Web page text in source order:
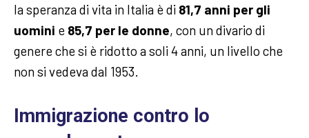
la speranza di vita in Italia è di 81,7 anni per gli
uomini e 85,7 per le donne, con un divario di
genere che si è ridotto a soli 4 anni, un livello che
non si vedeva dal 1953.
Immigrazione contro lo